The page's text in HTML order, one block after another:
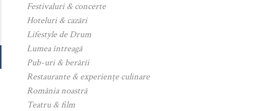
Festivaluri & concerte
Hoteluri & cazări
Lifestyle de Drum
Lumea întreagă
Pub-uri & berării
Restaurante & experiențe culinare
România noastră
Teatru & film